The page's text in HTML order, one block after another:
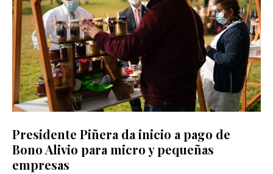
Presidente Piñera da inicio a pago de
Bono Alivio para micro y pequeñas
empresas